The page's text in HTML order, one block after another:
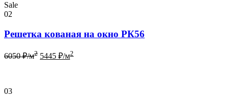
Sale
02
Решетка кованая на окно РК56
6050₽/м2 5445 ₽/м2
03